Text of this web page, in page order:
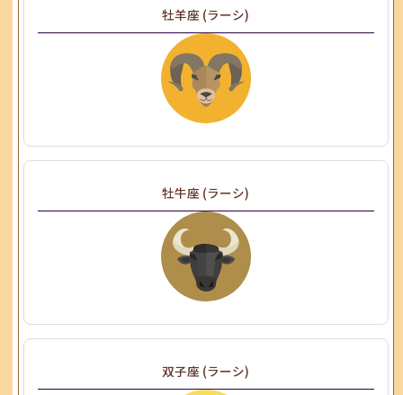
牡羊座 (ラーシ)
牡牛座 (ラーシ)
双子座 (ラーシ)